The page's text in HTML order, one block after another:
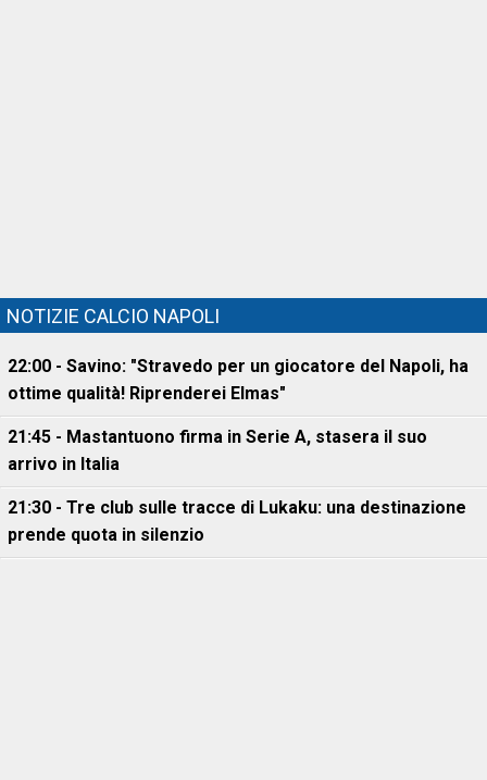
NOTIZIE CALCIO NAPOLI
22:00 - Savino: "Stravedo per un giocatore del Napoli, ha
ottime qualità! Riprenderei Elmas"
21:45 - Mastantuono firma in Serie A, stasera il suo
arrivo in Italia
21:30 - Tre club sulle tracce di Lukaku: una destinazione
prende quota in silenzio